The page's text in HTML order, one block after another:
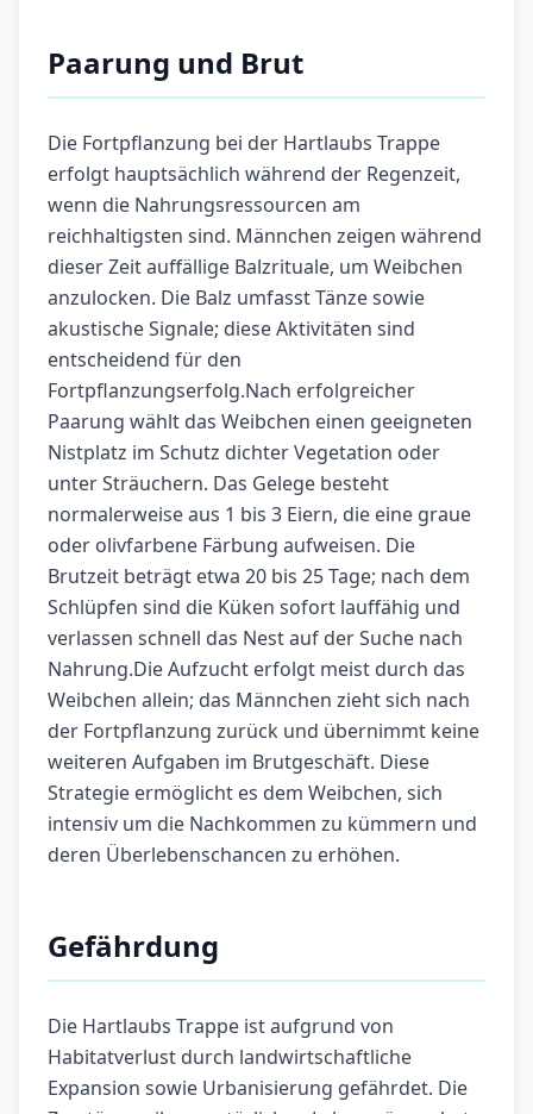
Paarung und Brut
Die Fortpflanzung bei der Hartlaubs Trappe
erfolgt hauptsächlich während der Regenzeit,
wenn die Nahrungsressourcen am
reichhaltigsten sind. Männchen zeigen während
dieser Zeit auffällige Balzrituale, um Weibchen
anzulocken. Die Balz umfasst Tänze sowie
akustische Signale; diese Aktivitäten sind
entscheidend für den
Fortpflanzungserfolg.Nach erfolgreicher
Paarung wählt das Weibchen einen geeigneten
Nistplatz im Schutz dichter Vegetation oder
unter Sträuchern. Das Gelege besteht
normalerweise aus 1 bis 3 Eiern, die eine graue
oder olivfarbene Färbung aufweisen. Die
Brutzeit beträgt etwa 20 bis 25 Tage; nach dem
Schlüpfen sind die Küken sofort lauffähig und
verlassen schnell das Nest auf der Suche nach
Nahrung.Die Aufzucht erfolgt meist durch das
Weibchen allein; das Männchen zieht sich nach
der Fortpflanzung zurück und übernimmt keine
weiteren Aufgaben im Brutgeschäft. Diese
Strategie ermöglicht es dem Weibchen, sich
intensiv um die Nachkommen zu kümmern und
deren Überlebenschancen zu erhöhen.
Gefährdung
Die Hartlaubs Trappe ist aufgrund von
Habitatverlust durch landwirtschaftliche
Expansion sowie Urbanisierung gefährdet. Die